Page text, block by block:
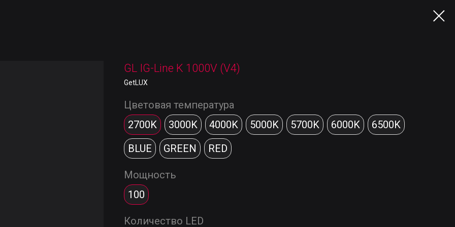
GL IG-Line K 1000V (V4)
GetLUX
Цветовая температура
2700K
3000K 4000K 5000K 5700K 6000K
6500K
BLUE
GREEN RED
Мощность
100
Количество LED